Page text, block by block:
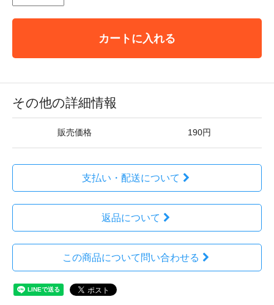
カートに入れる
その他の詳細情報
販売価格 190円
支払い・配送について
返品について
この商品について問い合わせる